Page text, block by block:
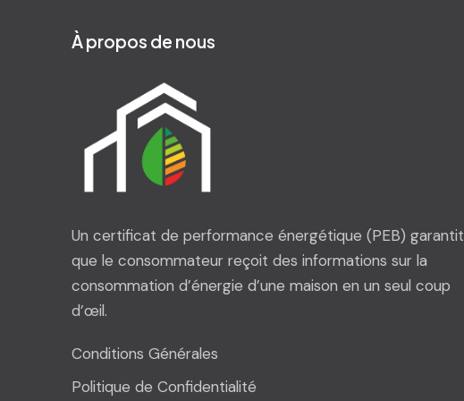
À propos de nous
Un certificat de performance énergétique (PEB) garantit
que le consommateur reçoit des informations sur la
consommation d’énergie d’une maison en un seul coup
d’œil.
Conditions Générales
Politique de Confidentialité